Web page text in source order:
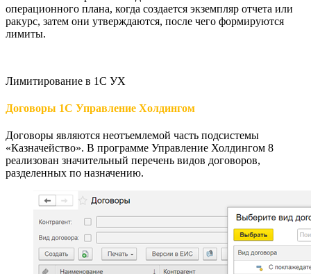
операционного плана, когда создается экземпляр отчета или
ракурс, затем они утверждаются, после чего формируются
лимиты.
Лимитирование в 1С УХ
Договоры 1С Управление Холдингом
Договоры являются неотъемлемой часть подсистемы
«Казначейство». В программе Управление Холдингом 8
реализован значительный перечень видов договоров,
разделенных по назначению.